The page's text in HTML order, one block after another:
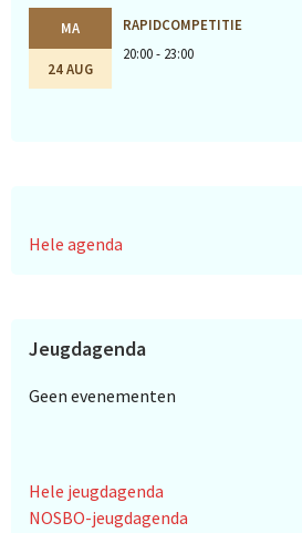
MA
24 AUG
RAPIDCOMPETITIE
20:00 - 23:00
Hele agenda
Jeugdagenda
Geen evenementen
Hele jeugdagenda
NOSBO-jeugdagenda